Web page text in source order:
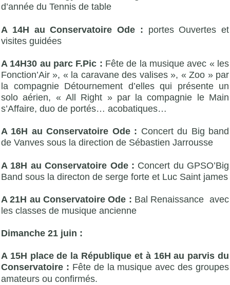
d’année du Tennis de table
A 14H au Conservatoire Ode : portes Ouvertes et
visites guidées
A 14H30 au parc F.Pic : Fête de la musique avec « les
Fonction’Air », « la caravane des valises », « Zoo » par
la compagnie Détournement d’elles qui présente un
solo aérien, « All Right » par la compagnie le Main
s’Affaire, duo de portés… acobatiques…
A 16H au Conservatoire Ode : Concert du Big band
de Vanves sous la direction de Sébastien Jarrousse
A 18H au Conservatoire Ode : Concert du GPSO’Big
Band sous la directon de serge forte et Luc Saint james
A 21H au Conservatoire Ode : Bal Renaissance avec
les classes de musique ancienne
Dimanche 21 juin :
A 15H place de la République et à 16H au parvis du
Conservatoire : Fête de la musique avec des groupes
amateurs ou confirmés.